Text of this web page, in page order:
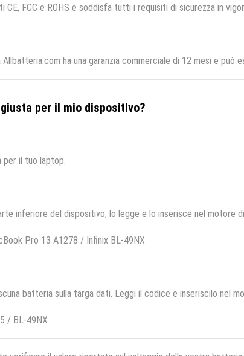
CE, FCC e ROHS e soddisfa tutti i requisiti di sicurezza in
ha una garanzia commerciale di 12 mesi e può
per il mio dispositivo?
per il tuo laptop.
inferiore del dispositivo, lo legge e lo inserisce nel motore
Pro 13 A1278 / Infinix BL-49NX
batteria sulla targa dati. Leggi il codice e inseriscilo nel
/ BL-49NX